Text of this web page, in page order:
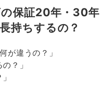
保証20年・30年
持ちするの？
が違うの？」
？」